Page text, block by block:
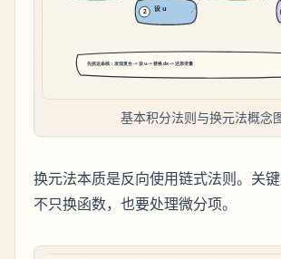
基本积分法则与换元法概念
换元法本质是反向使用链式法则。关键
不只换函数，也要处理微分项。